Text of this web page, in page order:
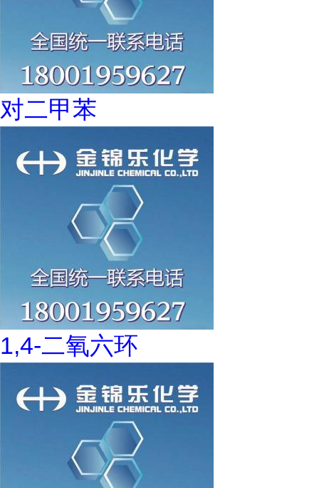
对二甲苯
1,4-二氧六环